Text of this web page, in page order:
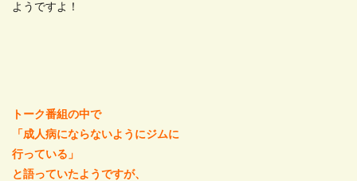
ようですよ！
トーク番組の中で
「成人病にならないようにジムに
行っている」
と語っていたようですが、